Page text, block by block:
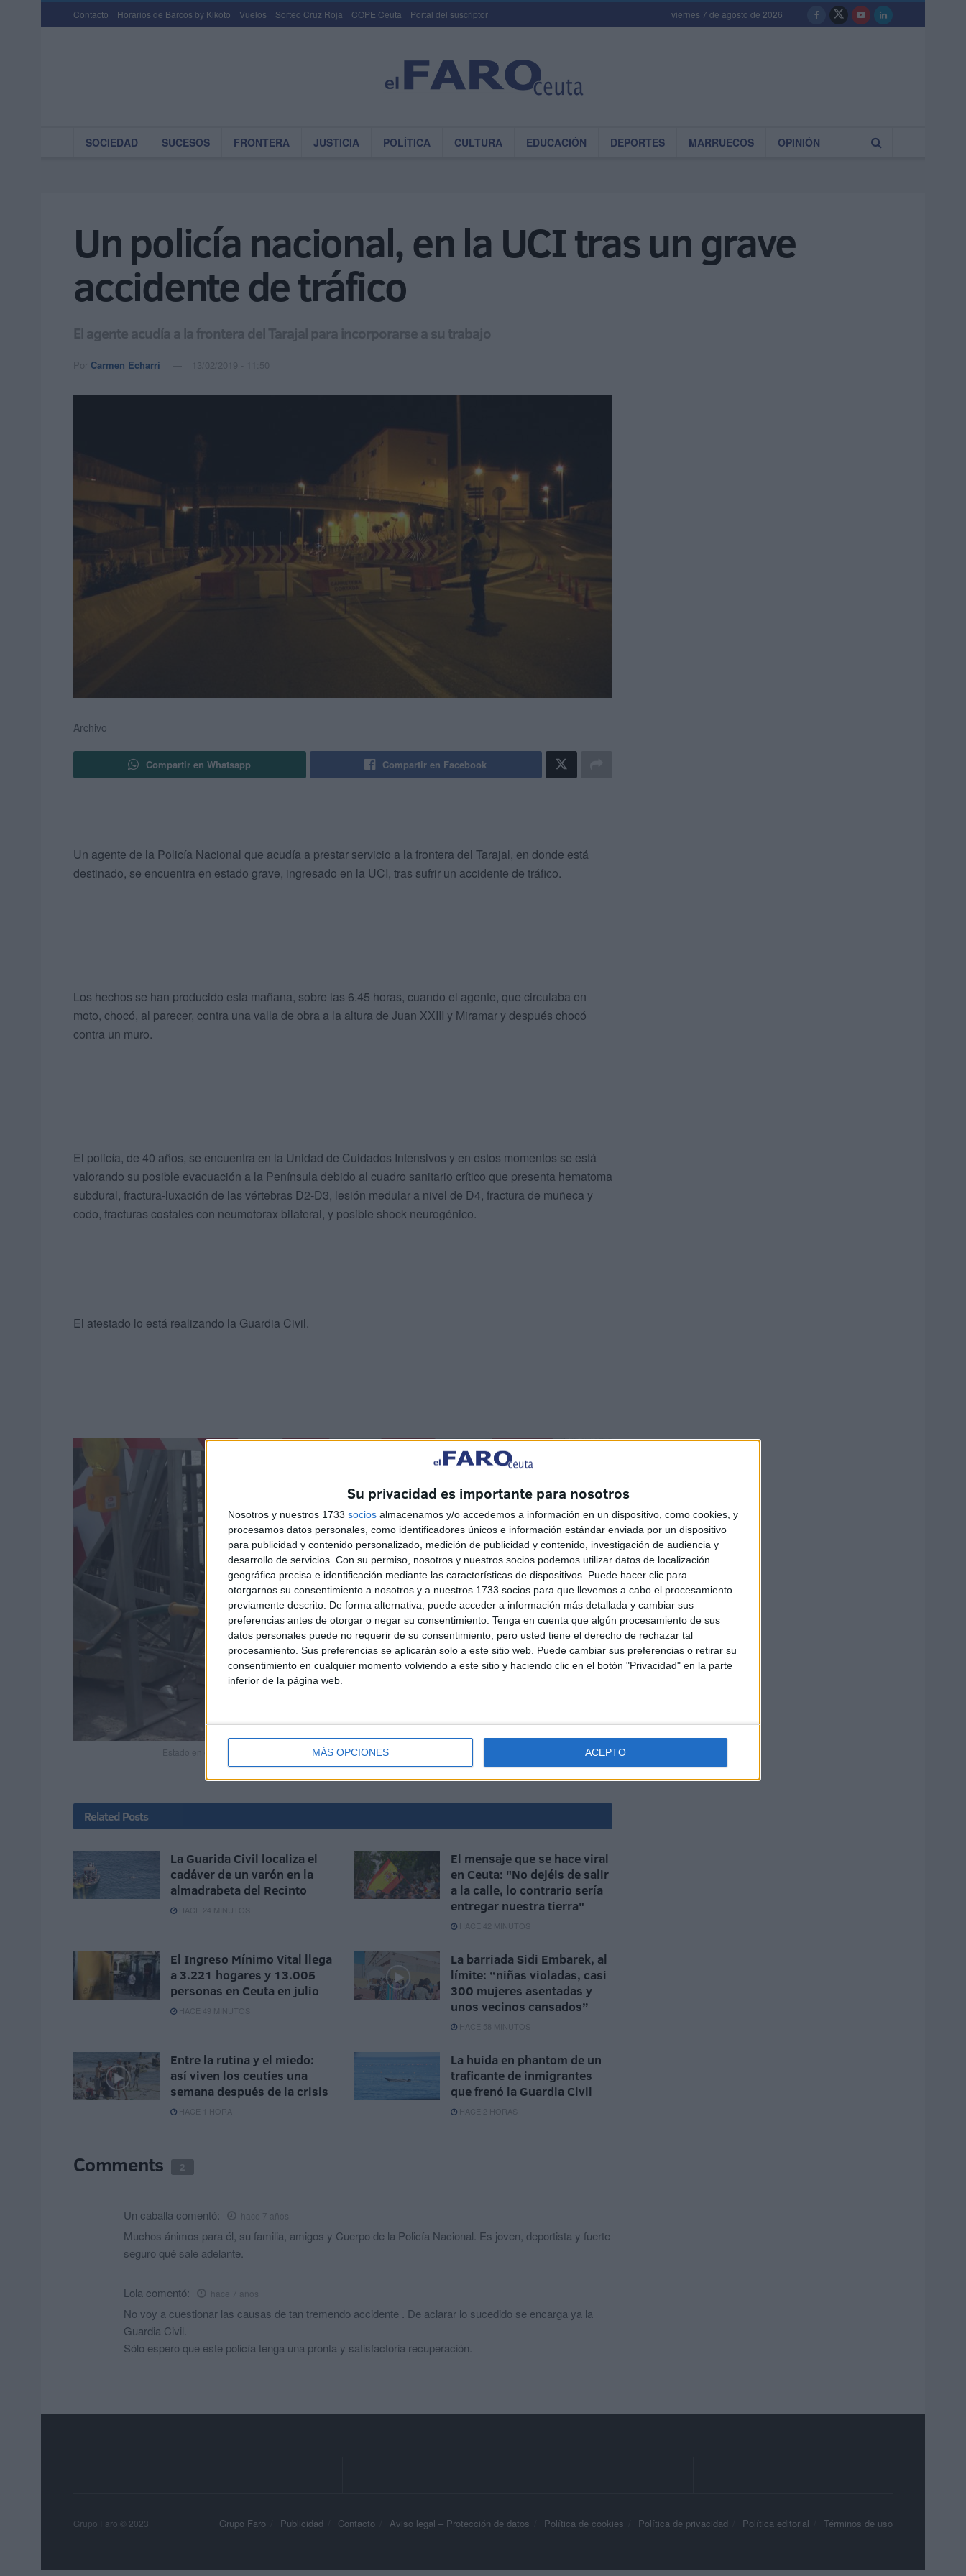
Su privacidad es importante para nosotros
Nosotros y nuestros 1733 socios almacenamos y/o accedemos a información en un dispositivo, como cookies, y
procesamos datos personales, como identificadores únicos e información estándar enviada por un dispositivo
para publicidad y contenido personalizado, medición de publicidad y contenido, investigación de audiencia y
desarrollo de servicios. Con su permiso, nosotros y nuestros socios podemos utilizar datos de localización
geográfica precisa e identificación mediante las características de dispositivos. Puede hacer clic para
otorgarnos su consentimiento a nosotros y a nuestros 1733 socios para que llevemos a cabo el procesamiento
previamente descrito. De forma alternativa, puede acceder a información más detallada y cambiar sus
preferencias antes de otorgar o negar su consentimiento. Tenga en cuenta que algún procesamiento de sus
datos personales puede no requerir de su consentimiento, pero usted tiene el derecho de rechazar tal
procesamiento. Sus preferencias se aplicarán solo a este sitio web. Puede cambiar sus preferencias o retirar su
consentimiento en cualquier momento volviendo a este sitio y haciendo clic en el botón "Privacidad" en la parte
inferior de la página web.
MÁS OPCIONES ACEPTO
Contacto Horarios de Barcos by Kikoto Vuelos Sorteo Cruz Roja COPE Ceuta Portal del suscriptor viernes 7 de agosto de 2026
SOCIEDAD SUCESOS FRONTERA JUSTICIA POLÍTICA CULTURA EDUCACIÓN DEPORTES MARRUECOS OPINIÓN
Un policía nacional, en la UCI tras un grave
accidente de tráfico
El agente acudía a la frontera del Tarajal para incorporarse a su trabajo
Por Carmen Echarri 13/02/2019 - 11:50
Archivo
Compartir en Whatsapp Compartir en Facebook
Un agente de la Policía Nacional que acudía a prestar servicio a la frontera del Tarajal, en donde está
destinado, se encuentra en estado grave, ingresado en la UCI, tras sufrir un accidente de tráfico.
Los hechos se han producido esta mañana, sobre las 6.45 horas, cuando el agente, que circulaba en
moto, chocó, al parecer, contra una valla de obra a la altura de Juan XXIII y Miramar y después chocó
contra un muro.
El policía, de 40 años, se encuentra en la Unidad de Cuidados Intensivos y en estos momentos se está
valorando su posible evacuación a la Península debido al cuadro sanitario crítico que presenta hematoma
subdural, fractura-luxación de las vértebras D2-D3, lesión medular a nivel de D4, fractura de muñeca y
codo, fracturas costales con neumotorax bilateral, y posible shock neurogénico.
El atestado lo está realizando la Guardia Civil.
Estado en el que ha quedado la valla contra la que ha impactado la motocicleta accidentada
Related Posts
La Guarida Civil localiza el
cadáver de un varón en la
almadrabeta del Recinto
HACE 24 MINUTOS
El mensaje que se hace viral
en Ceuta: "No dejéis de salir
a la calle, lo contrario sería
entregar nuestra tierra"
HACE 42 MINUTOS
El Ingreso Mínimo Vital llega
a 3.221 hogares y 13.005
personas en Ceuta en julio
HACE 49 MINUTOS
La barriada Sidi Embarek, al
límite: “niñas violadas, casi
300 mujeres asentadas y
unos vecinos cansados”
HACE 58 MINUTOS
Entre la rutina y el miedo:
así viven los ceutíes una
semana después de la crisis
HACE 1 HORA
La huida en phantom de un
traficante de inmigrantes
que frenó la Guardia Civil
HACE 2 HORAS
Comments 2
Un caballa comentó: hace 7 años
Muchos ánimos para él, su familia, amigos y Cuerpo de la Policía Nacional. Es joven, deportista y fuerte
seguro qué sale adelante.
Lola comentó: hace 7 años
No voy a cuestionar las causas de tan tremendo accidente . De aclarar lo sucedido se encarga ya la
Guardia Civil.
Sólo espero que este policía tenga una pronta y satisfactoria recuperación.
Grupo Faro Publicidad Contacto Aviso legal – Protección de datos Política de cookies Política de privacidad Política editorial Términos de uso
Grupo Faro © 2023